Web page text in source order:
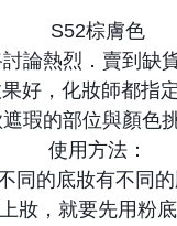
S52棕膚色
論熱烈．賣到缺
好，化妝師都指
瑕的部位與顏色
使用方法：
同的底妝有不同
妝，就要先用粉